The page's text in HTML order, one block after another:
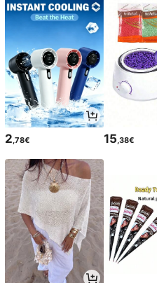
2 ,78€ 15 ,38€